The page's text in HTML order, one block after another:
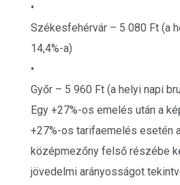
•
Székesfehérvár – 5 080 Ft (a
14,4%-a)
•
Győr – 5 960 Ft (a helyi napi
Egy +27%-os emelés után a
+27%-os tarifaemelés esetén
középmezőny felső részébe
jövedelmi arányosságot